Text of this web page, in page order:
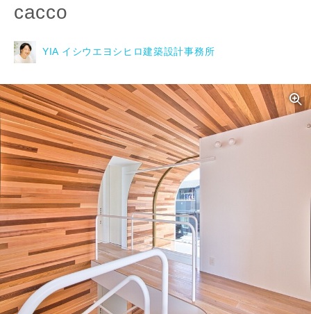
cacco
YIA イシウエヨシヒロ建築設計事務所